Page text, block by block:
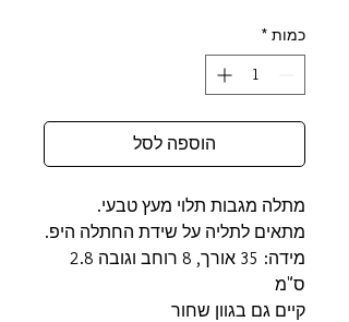
כמות *
הוספה לסל
מתלה מגבות תלוי מעץ טבעי.
מתאים לתליה על שידת החתלה היפ.
מידה: 35 אורך, 8 רוחב וגובה 2.8
ס"מ
קיים גם בגוון שחור